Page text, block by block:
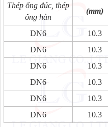
Thép ống đúc, thép
ống hàn
(mm)
DN6 10.3
DN6
10.3
DN6
10.3
DN6
10.3
DN6
10.3
DN6
10.3